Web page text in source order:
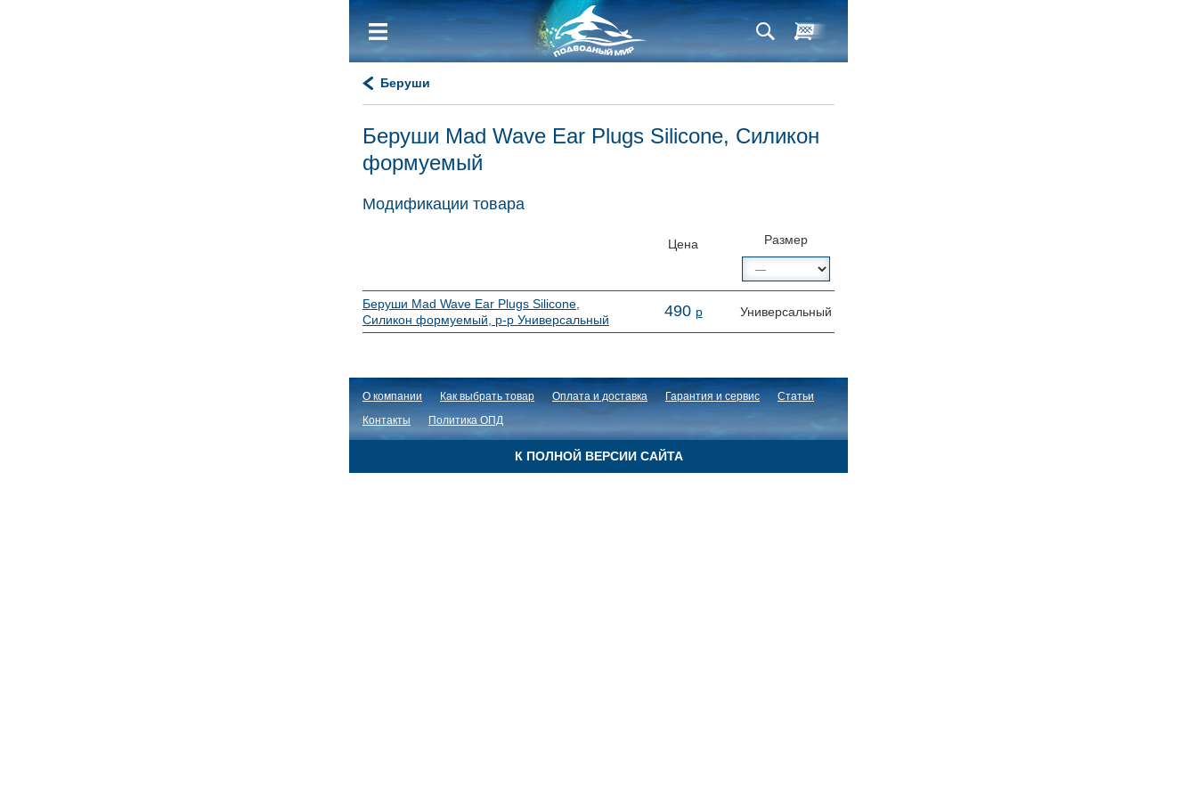
Беруши
Беруши Mad Wave Ear Plugs Silicone, Силикон
формуемый
Модификации товара
Цена Размер
Беруши Mad Wave Ear Plugs Silicone,
Силикон формуемый, р-р Универсальный
490 р Универсальный
О компании Как выбрать товар Оплата и доставка Гарантия и сервис
Статьи
Контакты
Политика ОПД
К ПОЛНОЙ ВЕРСИИ САЙТА